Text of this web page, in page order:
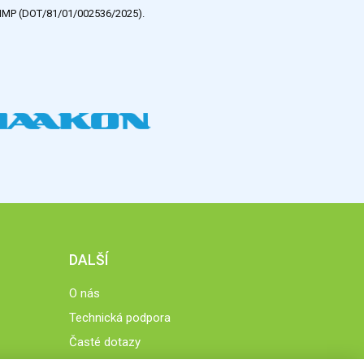
(DOT/81/01/002536/2025).
DALŠÍ
O nás
Technická podpora
Časté dotazy